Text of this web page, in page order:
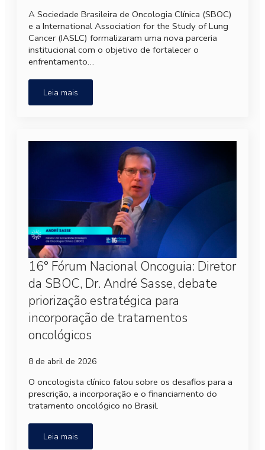
A Sociedade Brasileira de Oncologia Clínica (SBOC)
e a International Association for the Study of Lung
Cancer (IASLC) formalizaram uma nova parceria
institucional com o objetivo de fortalecer o
enfrentamento…
Leia mais
16° Fórum Nacional Oncoguia: Diretor
da SBOC, Dr. André Sasse, debate
priorização estratégica para
incorporação de tratamentos
oncológicos
8 de abril de 2026
O oncologista clínico falou sobre os desafios para a
prescrição, a incorporação e o financiamento do
tratamento oncológico no Brasil.
Leia mais